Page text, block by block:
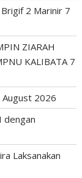
2 Marinir 7
ZIARAH
KALIBATA 7
August 2026
dengan
Laksanakan